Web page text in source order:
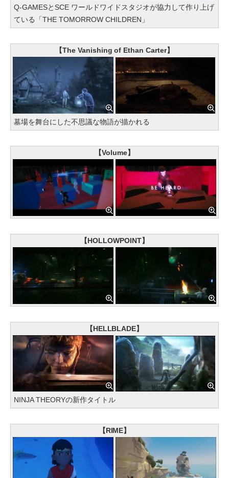
Q-GAMESとSCE ワールドワイドスタジオが協力して作り上げ
ている「THE TOMORROW CHILDREN」
【The Vanishing of Ethan Carter】
墓場を舞台にした不思議な物語が描かれる
【Volume】
【HOLLOWPOINT】
【HELLBLADE】
NINJA THEORYの新作タイトル
【RIME】